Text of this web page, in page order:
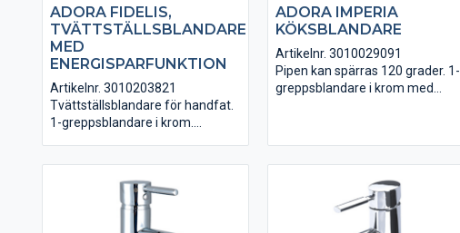
ADORA FIDELIS,
TVÄTTSTÄLLSBLANDARE
MED
ENERGISPARFUNKTION
Artikelnr. 3010203821
Tvättställsblandare för handfat.
1-greppsblandare i krom.
ADORA IMPERIA
KÖKSBLANDARE
Artikelnr. 3010029091
Pipen kan spärras 120 grader. 1-
greppsblandare i krom med